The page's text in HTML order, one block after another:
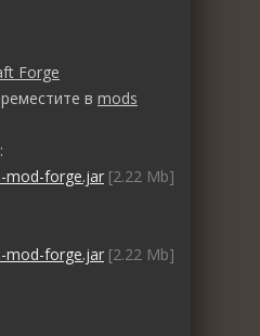
Forge
в mods
mod-forge.jar [2.22 Mb]
mod-forge.jar [2.22 Mb]